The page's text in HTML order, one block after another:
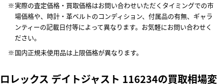
実際の査定価格・買取価格はお問い合わせいただくタイミングでの市
場価格や、時計・革ベルトのコンディション、付属品の有無、ギャラ
ンティーの記載日付等によって異なります。お気軽にお問い合わせく
ださい。
国内正規未使用品は上限価格が異なります。
ロレックス デイトジャスト 116234の買取相場変